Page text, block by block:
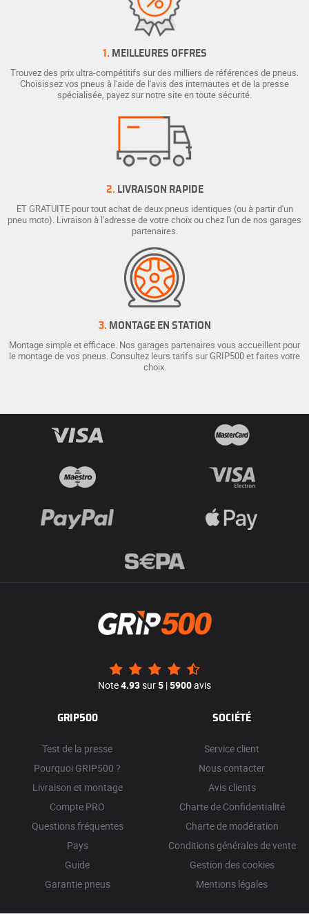
1. MEILLEURES OFFRES
Trouvez des prix ultra-compétitifs sur des milliers de références de pneus.
Choisissez vos pneus à l'aide de l'avis des internautes et de la presse
spécialisée, payez sur notre site en toute sécurité.
2. LIVRAISON RAPIDE
ET GRATUITE pour tout achat de deux pneus identiques (ou à partir d'un
pneu moto). Livraison à l'adresse de votre choix ou chez l'un de nos garages
partenaires.
3. MONTAGE EN STATION
Montage simple et efficace. Nos garages partenaires vous accueillent pour
le montage de vos pneus. Consultez leurs tarifs sur GRIP500 et faites votre
choix.
Note4.93sur5 |5900avis
GRIP500
Test de la presse
Pourquoi GRIP500 ?
Livraison et montage
Compte PRO
Questions fréquentes
Pays
Guide
Garantie pneus
SOCIÉTÉ
Service client
Nous contacter
Avis clients
Charte de Confidentialité
Charte de modération
Conditions générales de vente
Gestion des cookies
Mentions légales